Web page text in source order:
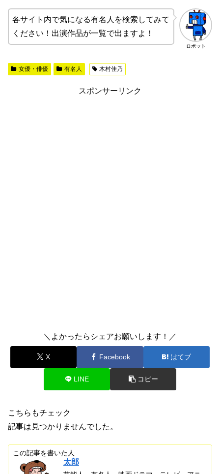
ロボット
各サイト内で気になる有名人を検索してみて
ください！出演作品が一覧で出ますよ！
女優・俳優 有名人 木村佳乃
スポンサーリンク
＼よかったらシェアお願いします！／
X Facebook はてブ
LINE コピー
こちらもチェック
記事は見つかりませんでした。
この記事を書いた人
太郎